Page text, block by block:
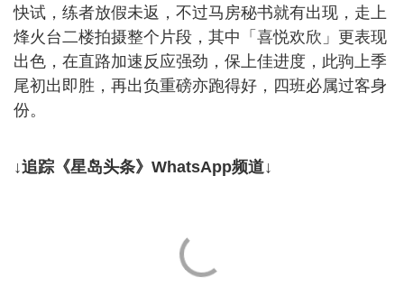
快试，练者放假未返，不过马房秘书就有出现，走上
烽火台二楼拍摄整个片段，其中「喜悦欢欣」更表现
出色，在直路加速反应强劲，保上佳进度，此驹上季
尾初出即胜，再出负重磅亦跑得好，四班必属过客身
份。
↓追踪《星岛头条》WhatsApp频道↓